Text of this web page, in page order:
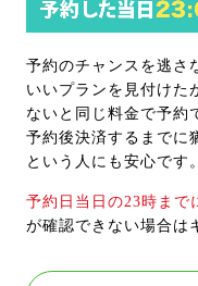
予約のチャンスを逃さ
いいプランを見付けた
ないと同じ料金で予約
予約後決済するまでに
という人にも安心です。
予約日当日の23時まで
が確認できない場合は